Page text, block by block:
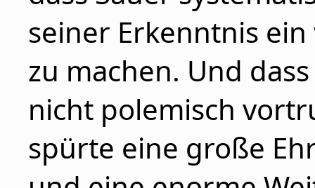
seiner Erkenntnis
zu machen. Und
nicht polemisch
spürte eine große